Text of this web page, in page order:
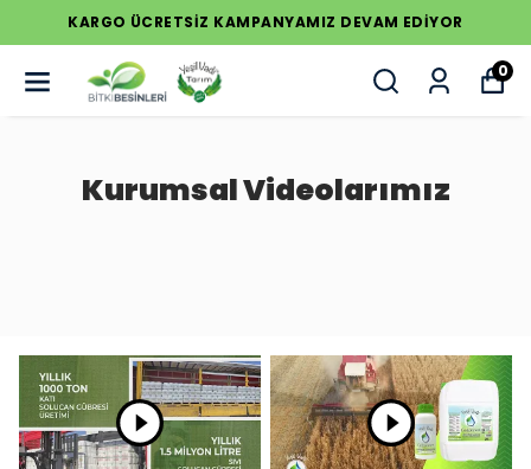
KARGO ÜCRETSİZ KAMPANYAMIZ DEVAM EDİYOR
0
Kurumsal Videolarımız